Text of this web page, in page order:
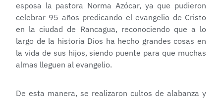
esposa la pastora Norma Azócar, ya que pudieron
celebrar 95 años predicando el evangelio de Cristo
en la ciudad de Rancagua, reconociendo que a lo
largo de la historia Dios ha hecho grandes cosas en
la vida de sus hijos, siendo puente para que muchas
almas lleguen al evangelio.
De esta manera, se realizaron cultos de alabanza y